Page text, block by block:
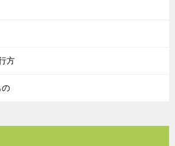
方
の